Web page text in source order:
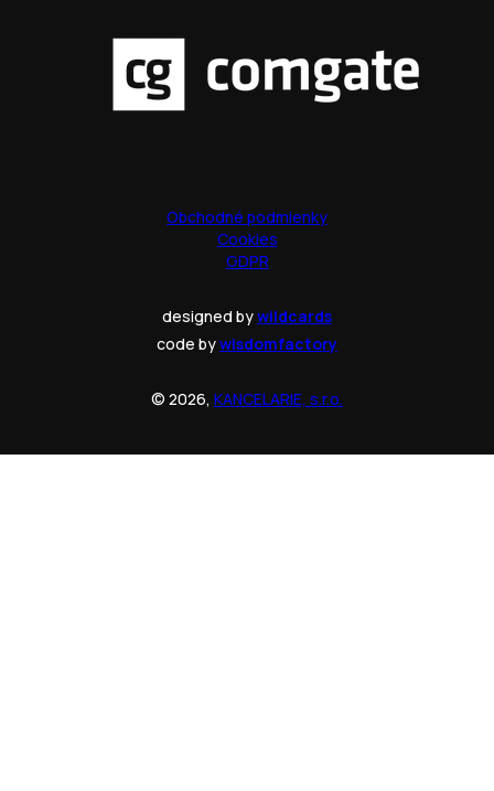
Obchodné podmienky
Cookies
GDPR
designed bywildcards
code bywisdomfactory
© 2026, KANCELARIE, s.r.o.